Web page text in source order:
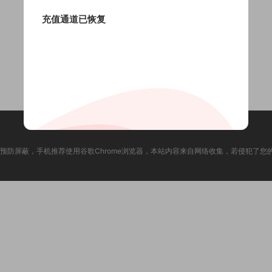
预防屏蔽，手机推荐使用谷歌Chrome浏览器，本站内容来自网络收集，若侵犯了您
充值通道已恢复